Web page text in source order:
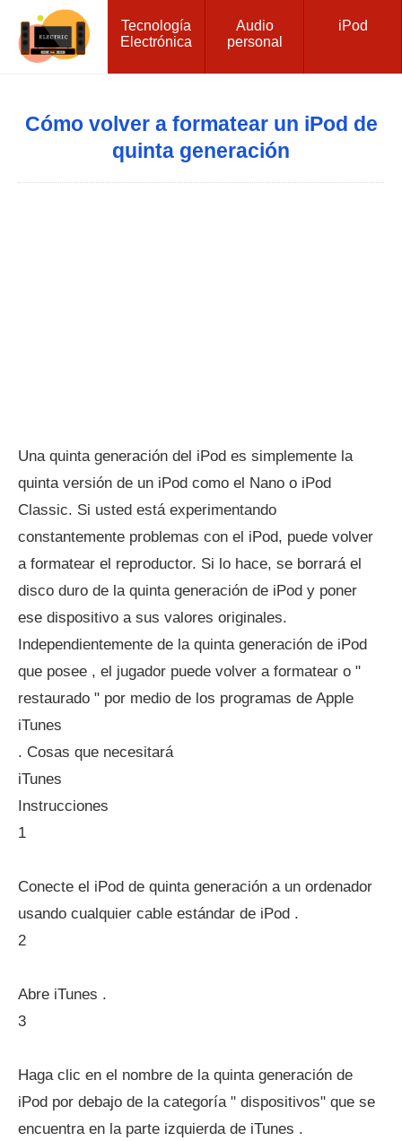
Tecnología
Electrónica
Audio
personal
iPod
Cómo volver a formatear un iPod de
quinta generación
Una quinta generación del iPod es simplemente la
quinta versión de un iPod como el Nano o iPod
Classic. Si usted está experimentando
constantemente problemas con el iPod, puede volver
a formatear el reproductor. Si lo hace, se borrará el
disco duro de la quinta generación de iPod y poner
ese dispositivo a sus valores originales.
Independientemente de la quinta generación de iPod
que posee , el jugador puede volver a formatear o "
restaurado " por medio de los programas de Apple
iTunes
. Cosas que necesitará
iTunes
Instrucciones
1
Conecte el iPod de quinta generación a un ordenador
usando cualquier cable estándar de iPod .
2
Abre iTunes .
3
Haga clic en el nombre de la quinta generación de
iPod por debajo de la categoría " dispositivos" que se
encuentra en la parte izquierda de iTunes .